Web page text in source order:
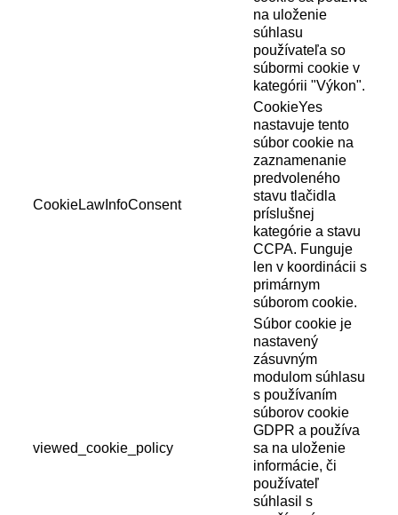
na uloženie
súhlasu
používateľa so
súbormi cookie v
kategórii "Výkon".
CookieLawInfoConsent
CookieYes
nastavuje tento
súbor cookie na
zaznamenanie
predvoleného
stavu tlačidla
príslušnej
kategórie a stavu
CCPA. Funguje
len v koordinácii s
primárnym
súborom cookie.
viewed_cookie_policy
Súbor cookie je
nastavený
zásuvným
modulom súhlasu
s používaním
súborov cookie
GDPR a používa
sa na uloženie
informácie, či
používateľ
súhlasil s